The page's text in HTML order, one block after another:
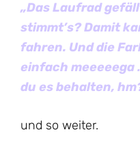
„Das Laufrad
stimmt’s? Damit
fahren. Und die
einfach
du es behalten,
und so weiter.